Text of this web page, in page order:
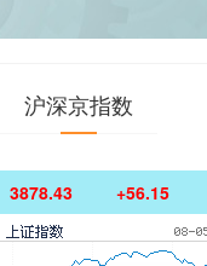
沪深京指数
3878.43 +56.15